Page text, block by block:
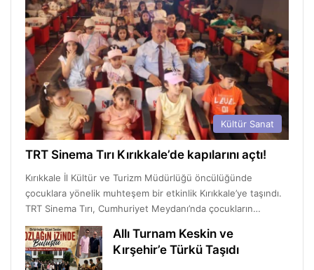
Kültür Sanat
TRT Sinema Tırı Kırıkkale’de kapılarını açtı!
Kırıkkale İl Kültür ve Turizm Müdürlüğü öncülüğünde
çocuklara yönelik muhteşem bir etkinlik Kırıkkale’ye taşındı.
TRT Sinema Tırı, Cumhuriyet Meydanı’nda çocukların…
Allı Turnam Keskin ve
Kırşehir’e Türkü Taşıdı